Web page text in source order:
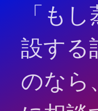
「も
設する
のなら